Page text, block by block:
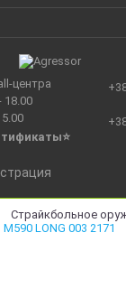
центра
18.00
⭐
Страйкбольное
LONG 003 2171